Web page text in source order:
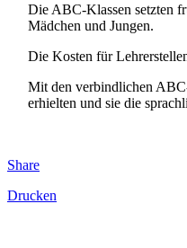
Die ABC-Klassen setzten
Mädchen und Jungen.
Die Kosten für
Mit den verbindlichen
erhielten und sie die
Share
Drucken